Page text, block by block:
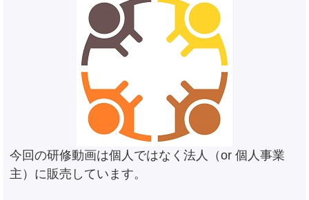
今回の研修動画は個人ではなく法人（or 個人事業
主）に販売しています。